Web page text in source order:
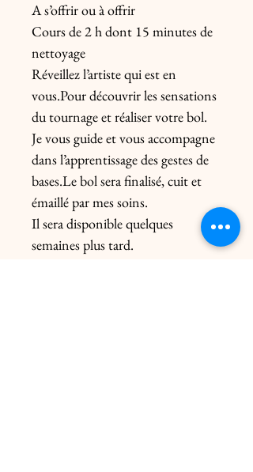
A s’offrir ou à offrir
Cours de 2 h dont 15 minutes de
nettoyage
Réveillez l’artiste qui est en
vous.Pour découvrir les sensations
du tournage et réaliser votre bol.
Je vous guide et vous accompagne
dans l’apprentissage des gestes de
bases.Le bol sera finalisé, cuit et
émaillé par mes soins.
Il sera disponible quelques
semaines plus tard.